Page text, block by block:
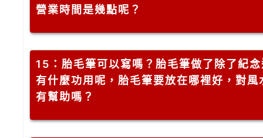
營業時間是幾點呢？
15 ：胎毛筆可以寫嗎？胎毛筆做了除了紀
有什麼功用呢，胎毛筆要放在哪裡好，對風
有幫助嗎？